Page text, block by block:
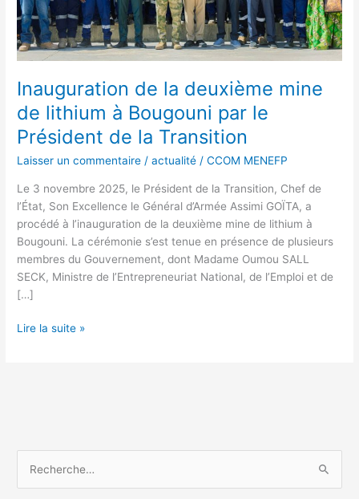
Inauguration de la deuxième mine
de lithium à Bougouni par le
Président de la Transition
Laisser un commentaire /actualité /CCOM MENEFP
Le 3 novembre 2025, le Président de la Transition, Chef de
l’État, Son Excellence le Général d’Armée Assimi GOÏTA, a
procédé à l’inauguration de la deuxième mine de lithium à
Bougouni. La cérémonie s’est tenue en présence de plusieurs
membres du Gouvernement, dont Madame Oumou SALL
SECK, Ministre de l’Entrepreneuriat National, de l’Emploi et de
[…]
par
le
Président
de
la
Transition
Lire la suite »